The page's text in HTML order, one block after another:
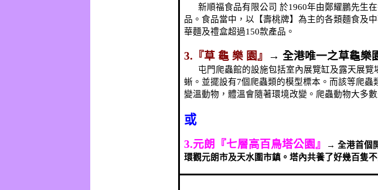
新順福食品有限公司 於1960年由鄭耀鵬先生
品。食品當中，以【壽桃牌】為主的各類麵食及
華麵及禮盒超過150款產品。
3. 『草 龜 樂 園』 → 全港唯一之草龜樂
屯門爬蟲館的設施包括室內展覽缸及露天展
蜥。並擺設有7個爬蟲類的模型標本。而該等爬蟲
變溫動物，體溫會隨著環境改變。爬蟲動物大多
或
3.元朗『七層高百鳥塔公園』 → 全港首個
環觀元朗市及天水圍市鎮。塔內共養了好幾百隻